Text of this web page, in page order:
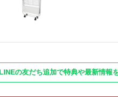
LINEの友だち追加で特典や最新情報